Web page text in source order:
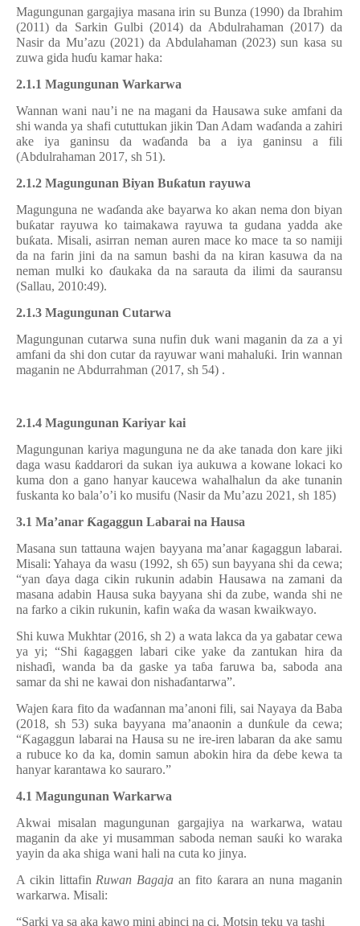
Magungunan gargajiya masana irin su Bunza (1990) da Ibrahim
(2011) da Sarkin Gulbi (2014) da Abdulrahaman (2017) da
Nasir da Mu’azu (2021) da Abdulahaman (2023) sun kasa su
zuwa gida huɗu kamar haka:
2.1.1 Magungunan Warkarwa
Wannan wani nau’i ne na magani da Hausawa suke amfani da
shi wanda ya shafi cututtukan jikinƊan Adam waɗanda a zahiri
ake iya ganinsu da waɗanda ba a iya ganinsu a fili
(Abdulrahaman 2017, sh 51).
2.1.2 Magungunan Biyan Buƙatun rayuwa
Magunguna ne waɗanda ake bayarwa ko akan nema don biyan
buƙatar rayuwa ko taimakawa rayuwa ta gudana yadda ake
buƙata. Misali, asirran neman auren mace ko mace ta so namiji
da na farin jini da na samun bashi da na kiran kasuwa da na
neman mulki ko ɗaukaka da na sarauta da ilimi da sauransu
(Sallau, 2010:49).
2.1.3 Magungunan Cutarwa
Magungunan cutarwa suna nufin duk wani maganin da za a yi
amfani da shi don cutar da rayuwar wani mahaluƙi. Irin wannan
maganin ne Abdurrahman (2017, sh 54) .
2.1.4 Magungunan Kariyar kai
Magungunan kariya magunguna ne da ake tanada don kare jiki
daga wasu ƙaddarori da sukan iya aukuwa a kowane lokaci ko
kuma don a gano hanyar kaucewa wahalhalun da ake tunanin
fuskanta ko bala’o’i ko musifu (Nasir da Mu’azu 2021, sh 185)
3.1 Ma’anar Ƙagaggun Labarai na Hausa
Masana sun tattauna wajen bayyana ma’anar ƙagaggun labarai.
Misali: Yahaya da wasu (1992, sh 65) sun bayyana shi da cewa;
“yan ɗaya daga cikin rukunin adabin Hausawa na zamani da
masana adabin Hausa suka bayyana shi dazube, wanda shi ne
na farko a cikin rukunin, kafin waƙa da wasan kwaikwayo.
Shi kuwa Mukhtar (2016, sh 2) a wata lakca da ya gabatar cewa
ya yi; “Shi ƙagaggen labari cike yake da zantukan hira da
nishaɗi, wanda ba da gaske ya taɓa faruwa ba, saboda ana
samar da shi ne kawai don nishaɗantarwa”.
Wajen ƙara fito da waɗannan ma’anoni fili, sai Nayaya da Baba
(2018, sh 53) suka bayyana ma’anaonin a dunƙule da cewa;
“Ƙagaggun labarai na Hausa su ne ire-iren labaran da ake samu
a rubuce ko da ka, domin samun abokin hira da ɗebe kewa ta
hanyar karantawa ko sauraro.”
4.1 Magungunan Warkarwa
Akwai misalan magungunan gargajiya na warkarwa, watau
maganin da ake yi musamman saboda neman sauƙi ko waraka
yayin da aka shiga wani hali na cuta ko jinya.
A cikin littafin Ruwan Bagajaan fito ƙarara an nuna maganin
warkarwa. Misali:
“Sarki ya sa aka kawo mini abinci na ci. Motsin teku ya tashi